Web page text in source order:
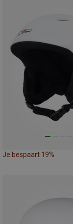
Je bespaart 19%